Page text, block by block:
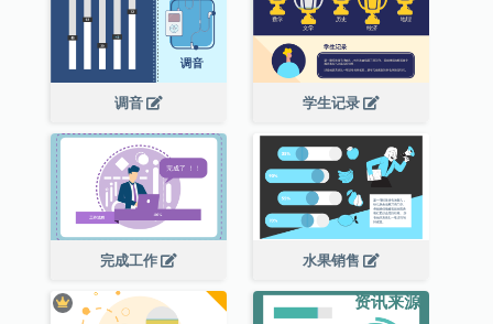
调音 学生记录
完成工作 水果销售